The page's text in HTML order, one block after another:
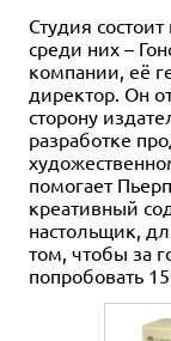
Студия
среди них –
компании, её
директор. Он
сторону
разработке
помогает
креативный
настольщик,
том, чтобы за
попробовать